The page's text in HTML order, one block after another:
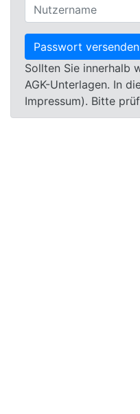
Sollten Sie innerhalb
AGK-Unterlagen. In
Impressum). Bitte